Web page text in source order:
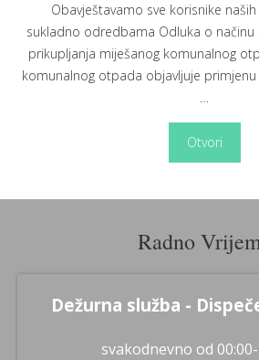
Obavještavamo sve korisnike
sukladno odredbama Odluka o načinu
prikupljanja miješanog komunalnog
komunalnog otpada objavljuje
…
Otvori
Radno
Dežurna služba -
svakodnevno od